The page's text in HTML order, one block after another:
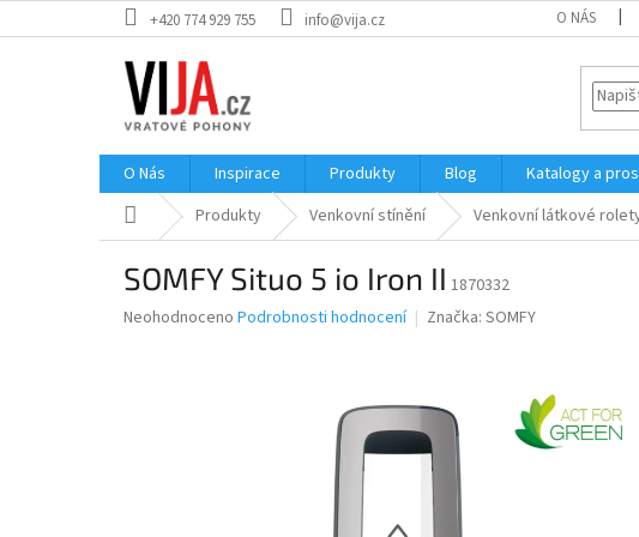
na
+420 774 929 755 info@vija.cz O NÁS
O Nás Inspirace Produkty Blog Katalogy a
Domů Produkty Venkovní stínění Venkovní látkové
SOMFY Situo 5 io Iron II 1870332
Průměrné
Neohodnoceno Podrobnosti hodnocení Značka: SOMFY